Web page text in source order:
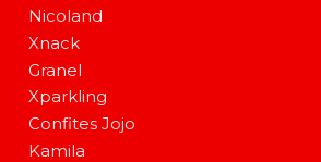
Nicoland
Xnack
Granel
Xparkling
Confites Jojo
Kamila